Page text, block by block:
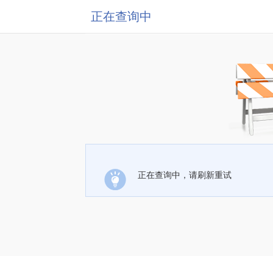
正在查询中
正在查询中，请刷新重试